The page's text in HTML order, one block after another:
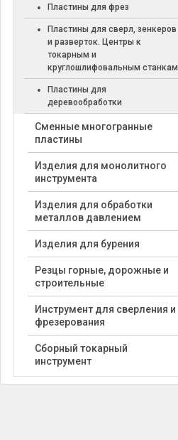
Пластины для фрез
Пластины для сверл, зенкеров
и разверток. Центры к
токарным и
круглошлифовальным станкам
Пластины для
деревообработки
Cменные многогранные
пластины
Изделия для монолитного
инструмента
Изделия для обработки
металлов давлением
Изделия для бурения
Резцы горные, дорожные и
строительные
Инструмент для сверления и
фрезерования
Сборный токарный
инструмент